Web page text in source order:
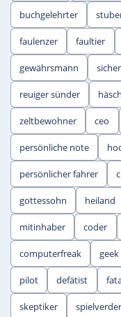
buchgelehrter
faulenzer faultier
gewährsmann
reuiger sünder
zeltbewohner ceo
persönliche note
persönlicher fahrer
gottessohn heiland
mitinhaber coder
computerfreak geek
pilot defätist
skeptiker